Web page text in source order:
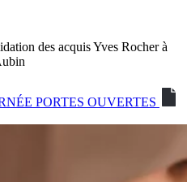
des acquis Yves Rocher à
PORTES OUVERTES